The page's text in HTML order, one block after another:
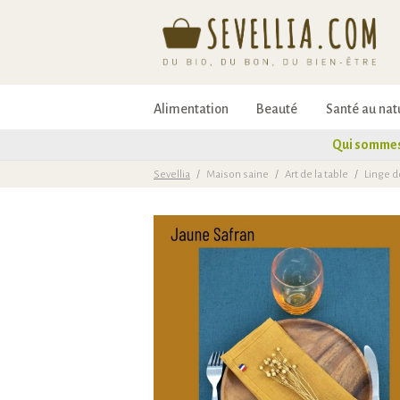
Alimentation Beauté Santé au
Qui
Sevellia / Maison saine / Art de la table / Linge